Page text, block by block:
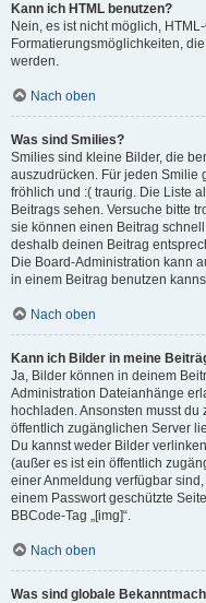
Kann ich HTML benutzen?
Nein, es ist nicht möglich,
Formatierungsmöglichkeiten,
werden.
Nach oben
Was sind Smilies?
Smilies sind kleine Bilder, die
auszudrücken. Für jeden Smilie
fröhlich und :( traurig. Die Liste
Beitrags sehen. Versuche bitte
sie können einen Beitrag
deshalb deinen Beitrag
Die Board-Administration kann
in einem Beitrag benutzen
Nach oben
Kann ich Bilder in meine
Ja, Bilder können in deinem
Administration Dateianhänge
hochladen. Ansonsten musst
öffentlich zugänglichen Server
Du kannst weder Bilder
(außer es ist ein öffentlich
einer Anmeldung verfügbar
einem Passwort geschützte
BBCode-Tag „[img]“.
Nach oben
Was sind globale